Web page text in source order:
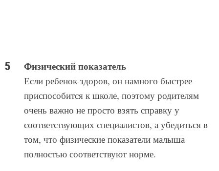
Физический показатель
Если ребенок здоров, он намного быстрее
приспособится к школе, поэтому родителям
очень важно не просто взять справку у
соответствующих специалистов, а убедиться в
том, что физические показатели малыша
полностью соответствуют норме.